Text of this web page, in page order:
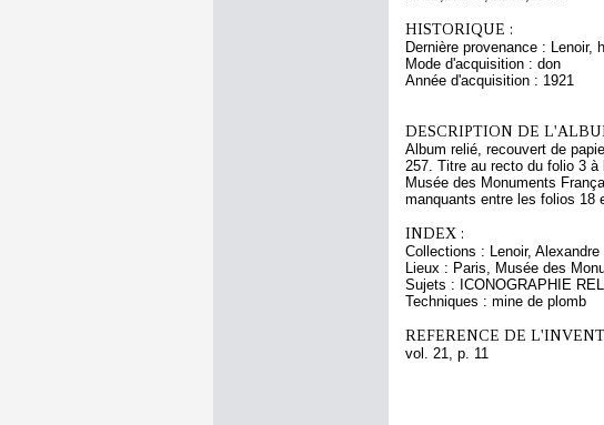
HISTORIQUE :
Dernière provenance : Lenoir,
Mode d'acquisition : don
Année d'acquisition : 1921
DESCRIPTION DE
Album relié, recouvert de
257. Titre au recto du folio 3
Musée des Monuments
manquants entre les folios 18
INDEX :
Collections : Lenoir, Alexandre
Lieux : Paris, Musée des
Sujets : ICONOGRAPHIE
Techniques : mine de plomb
REFERENCE DE
vol. 21, p. 11